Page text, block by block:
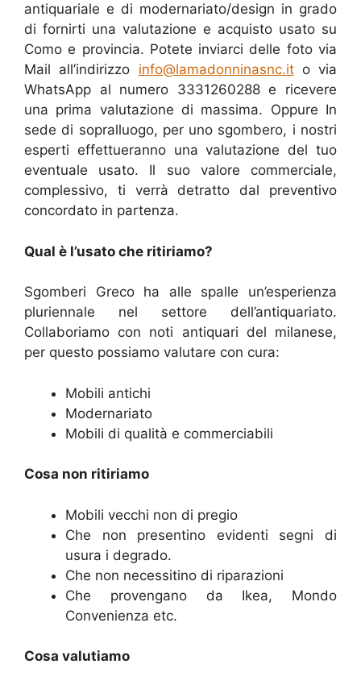
antiquariale e di modernariato/design in grado
di fornirti una valutazione e acquisto usato su
Como e provincia. Potete inviarci delle foto via
Mail all’indirizzo info@lamadonninasnc.ito via
WhatsApp al numero 3331260288 e ricevere
una prima valutazione di massima. Oppure In
sede di sopralluogo, per uno sgombero, i nostri
esperti effettueranno una valutazione del tuo
eventuale usato. Il suo valore commerciale,
complessivo, ti verrà detratto dal preventivo
concordato in partenza.
Qual è l’usato che ritiriamo?
Sgomberi Greco ha alle spalle un’esperienza
pluriennale nel settore dell’antiquariato.
Collaboriamo con noti antiquari del milanese,
per questo possiamo valutare con cura:
Mobili antichi
Modernariato
Mobili di qualità e commerciabili
Cosa non ritiriamo
Mobili vecchi non di pregio
Che non presentino evidenti segni di
usura i degrado.
Che non necessitino di riparazioni
Che provengano da Ikea, Mondo
Convenienza etc.
Cosa valutiamo